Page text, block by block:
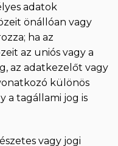
adatok
önállóan vagy
ha az
az uniós vagy a
az adatkezelőt vagy
különös
a tagállami jog is
vagy jogi